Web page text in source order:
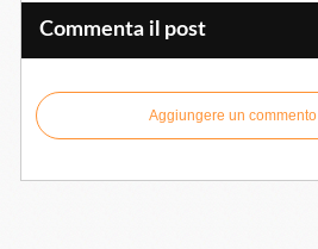
Commenta il post
Aggiungere un commento